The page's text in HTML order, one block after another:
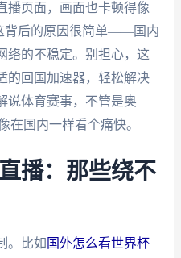
播页面，画面也卡顿得像
背后的原因很简单——国内
络的不稳定。别担心，这
的回国加速器，轻松解决
说体育赛事，不管是奥
在国内一样看个痛快。
播：那些绕不
。比如 国外怎么看世界杯